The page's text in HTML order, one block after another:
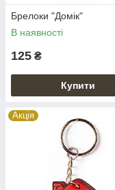
Брелоки "Домік"
В наявності
125 ₴
Купити
Акція